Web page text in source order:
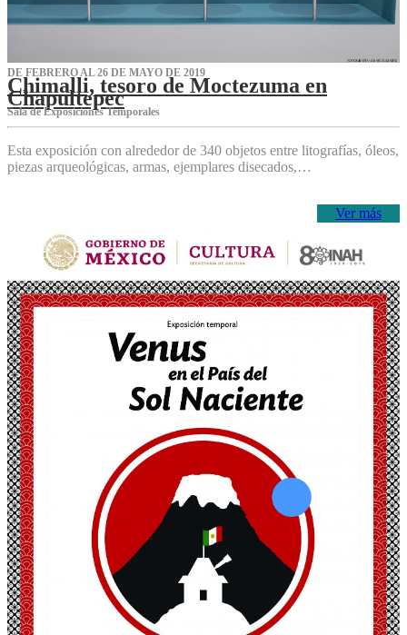
DE FEBRERO AL 26 DE MAYO DE 2019
Chimalli, tesoro de Moctezuma en
Chapultepec
Sala de Exposiciones Temporales
Esta exposición con alrededor de 340 objetos entre litografías, óleos,
piezas arqueológicas, armas, ejemplares disecados,…
Ver más